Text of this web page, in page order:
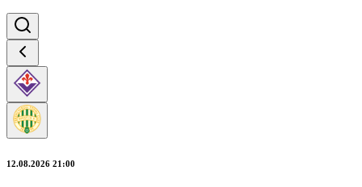
12.08.2026 21:00